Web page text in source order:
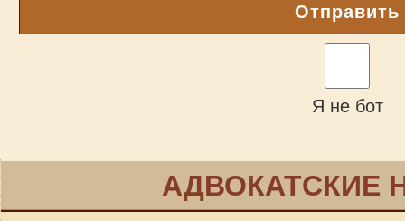
Отправить
Я не бот
АДВОКАТСКИЕ